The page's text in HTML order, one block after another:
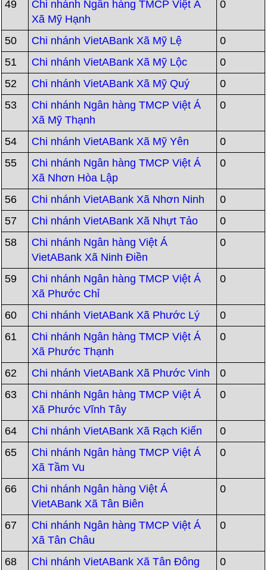
49
Chi nhánh Ngân hàng TMCP Việt Á
Xã Mỹ Hạnh
0
50 Chi nhánh VietABank Xã Mỹ Lệ
0
51
Chi nhánh VietABank Xã Mỹ Lộc
0
52
Chi nhánh VietABank Xã Mỹ Quý
0
53
Chi nhánh Ngân hàng TMCP Việt Á
Xã Mỹ Thạnh
0
54 Chi nhánh VietABank Xã Mỹ Yên
0
55
Chi nhánh Ngân hàng TMCP Việt Á
Xã Nhơn Hòa Lập
0
56 Chi nhánh VietABank Xã Nhơn Ninh
0
57
Chi nhánh VietABank Xã Nhựt Tảo
0
58
Chi nhánh Ngân hàng Việt Á
VietABank Xã Ninh Điền
0
59
Chi nhánh Ngân hàng TMCP Việt Á
Xã Phước Chỉ
0
60 Chi nhánh VietABank Xã Phước Lý
0
61
Chi nhánh Ngân hàng TMCP Việt Á
Xã Phước Thạnh
0
62 Chi nhánh VietABank Xã Phước Vinh
0
63
Chi nhánh Ngân hàng TMCP Việt Á
Xã Phước Vĩnh Tây
0
64 Chi nhánh VietABank Xã Rạch Kiến
0
65
Chi nhánh Ngân hàng TMCP Việt Á
Xã Tầm Vu
0
66
Chi nhánh Ngân hàng Việt Á
VietABank Xã Tân Biên
0
67
Chi nhánh Ngân hàng TMCP Việt Á
Xã Tân Châu
0
68 Chi nhánh VietABank Xã Tân Đông
0